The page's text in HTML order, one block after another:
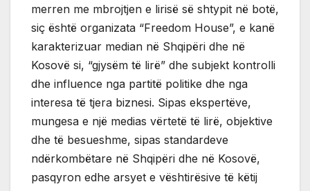
merren me mbrojtjen e lirisë së shtypit në botë,
siç është organizata “Freedom House”, e kanë
karakterizuar median në Shqipëri dhe në
Kosovë si, “gjysëm të lirë” dhe subjekt kontrolli
dhe influence nga partitë politike dhe nga
interesa të tjera biznesi. Sipas ekspertëve,
mungesa e një medias vërtetë të lirë, objektive
dhe të besueshme, sipas standardeve
ndërkombëtare në Shqipëri dhe në Kosovë,
pasqyron edhe arsyet e vështirësive të këtij